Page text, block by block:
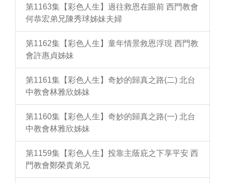
第1163集【彩色人生】過往救恩在眼前 西門教會
何恭宏弟兄陳秀球姊妹夫婦
第1162集【彩色人生】童年情景救恩浮現 西門教
會許惠貞姊妹
第1161集【彩色人生】奇妙的歸真之路(二) 北台
中教會林雅欣姊妹
第1160集【彩色人生】奇妙的歸真之路(一) 北台
中教會林雅欣姊妹
第1159集【彩色人生】投靠主蔭庇之下享平安 西
門教會鄭榮貴弟兄